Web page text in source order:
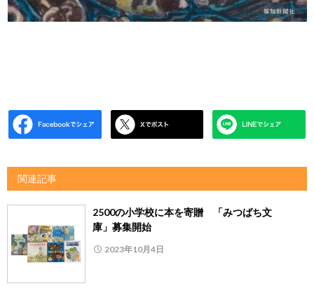
関連記事
2500の小学校に本を寄贈 「みつばち文
庫」募集開始
2023年10月4日